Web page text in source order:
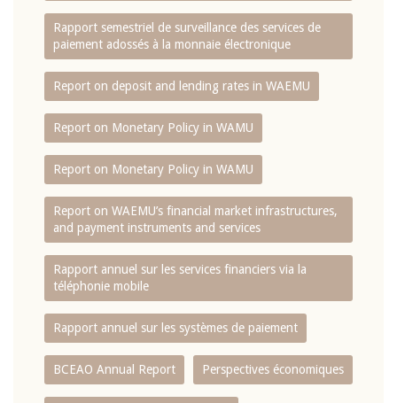
Rapport semestriel de surveillance des services de
paiement adossés à la monnaie électronique
Report on deposit and lending rates in WAEMU
Report on Monetary Policy in WAMU
Report on Monetary Policy in WAMU
Report on WAEMU’s financial market infrastructures,
and payment instruments and services
Rapport annuel sur les services financiers via la
téléphonie mobile
Rapport annuel sur les systèmes de paiement
BCEAO Annual Report Perspectives économiques